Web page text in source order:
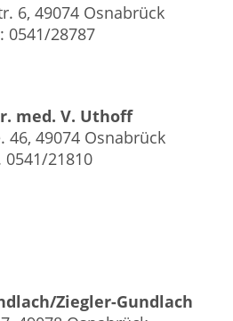
6, 49074 Osnabrück
0541/28787
med. V. Uthoff
46, 49074 Osnabrück
0541/21810
Ziegler-Gundlach